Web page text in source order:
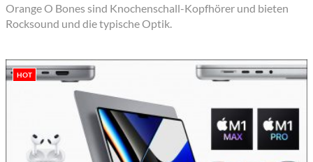
Orange O Bones sind Knochenschall-Kopfhörer und bieten
Rocksound und die typische Optik.
HOT